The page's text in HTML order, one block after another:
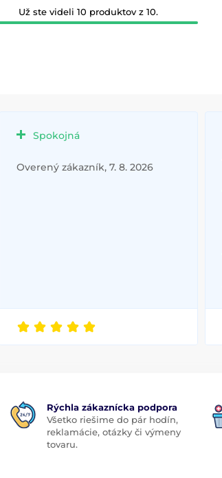
Už ste videli 10 produktov z 10.
Spokojná
Overený zákazník, 7. 8. 2026
Rýchla zákaznícka podpora
Všetko riešime do pár hodín,
reklamácie, otázky či výmeny
tovaru.